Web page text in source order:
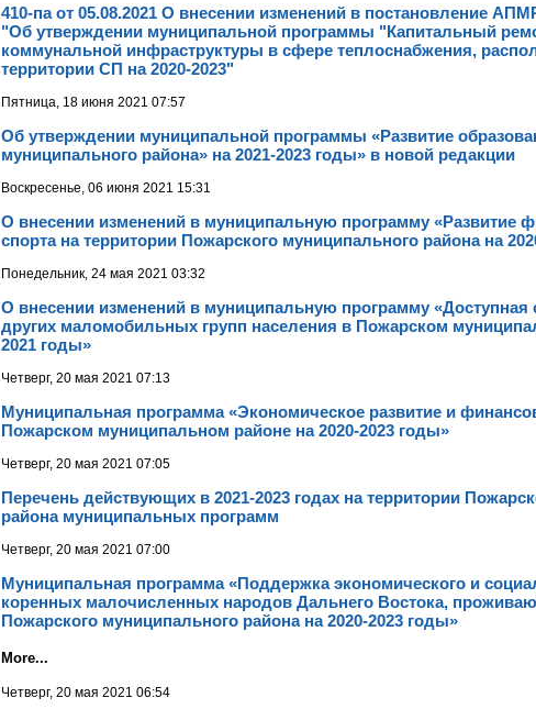
410-па от 05.08.2021 О внесении изменений в постановление
"Об утверждении муниципальной программы "Капитальный
коммунальной инфраструктуры в сфере теплоснабжения,
территории СП на 2020-2023"
Пятница, 18 июня 2021 07:57
Об утверждении муниципальной программы «Развитие
муниципального района» на 2021-2023 годы» в новой редакции
Воскресенье, 06 июня 2021 15:31
О внесении изменений в муниципальную программу «Развитие
спорта на территории Пожарского муниципального района на
Понедельник, 24 мая 2021 03:32
О внесении изменений в муниципальную программу
других маломобильных групп населения в Пожарском
2021 годы»
Четверг, 20 мая 2021 07:13
Муниципальная программа «Экономическое развитие и
Пожарском муниципальном районе на 2020-2023 годы»
Четверг, 20 мая 2021 07:05
Перечень действующих в 2021-2023 годах на территории
района муниципальных программ
Четверг, 20 мая 2021 07:00
Муниципальная программа «Поддержка экономического и
коренных малочисленных народов Дальнего Востока,
Пожарского муниципального района на 2020-2023 годы»
More...
Четверг, 20 мая 2021 06:54